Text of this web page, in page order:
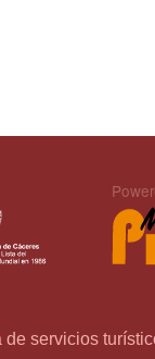
servicios